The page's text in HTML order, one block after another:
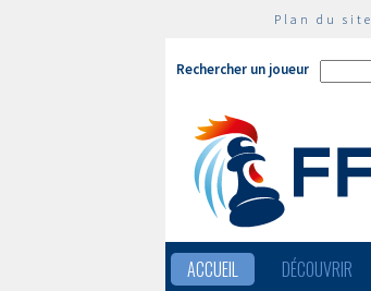
Plan du site
Rechercher un joueur
ACCUEIL DÉCOUVRIR